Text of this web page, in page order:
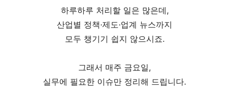
하루하루 처리할 일은 많은데,
산업별 정책·제도·업계 뉴스까지
모두 챙기기 쉽지 않으시죠.
그래서 매주 금요일,
실무에 필요한 이슈만 정리해 드립니다.